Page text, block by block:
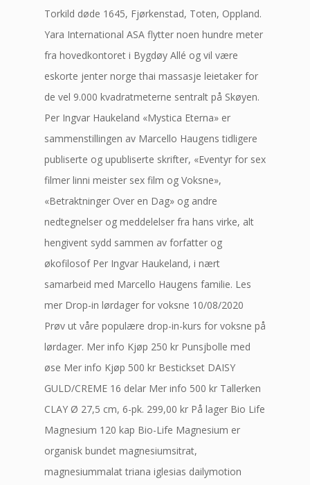
Torkild døde 1645, Fjørkenstad, Toten, Oppland.
Yara International ASA flytter noen hundre meter
fra hovedkontoret i Bygdøy Allé og vil være
eskorte jenter norge thai massasje leietaker for
de vel 9.000 kvadratmeterne sentralt på Skøyen.
Per Ingvar Haukeland «Mystica Eterna» er
sammenstillingen av Marcello Haugens tidligere
publiserte og upubliserte skrifter, «Eventyr for sex
filmer linni meister sex film og Voksne»,
«Betraktninger Over en Dag» og andre
nedtegnelser og meddelelser fra hans virke, alt
hengivent sydd sammen av forfatter og
økofilosof Per Ingvar Haukeland, i nært
samarbeid med Marcello Haugens familie. Les
mer Drop-in lørdager for voksne 10/08/2020
Prøv ut våre populære drop-in-kurs for voksne på
lørdager. Mer info Kjøp 250 kr Punsjbolle med
øse Mer info Kjøp 500 kr Bestickset DAISY
GULD/CREME 16 delar Mer info 500 kr Tallerken
CLAY Ø 27,5 cm, 6-pk. 299,00 kr På lager Bio Life
Magnesium 120 kap Bio-Life Magnesium er
organisk bundet magnesiumsitrat,
magnesiummalat triana iglesias dailymotion